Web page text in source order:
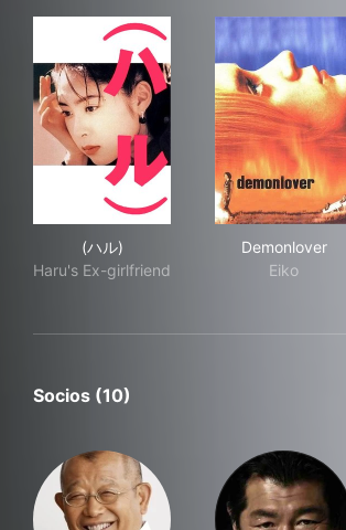
(ハル)
Haru's Ex-girlfriend
Demonlover
Eiko
Socios (10)